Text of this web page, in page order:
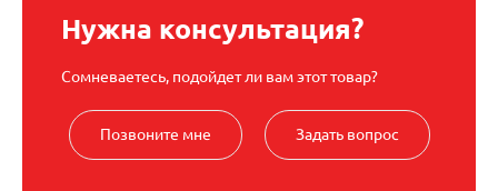
Нужна консультация?
Сомневаетесь, подойдет ли вам этот товар?
Позвоните мне Задать вопрос